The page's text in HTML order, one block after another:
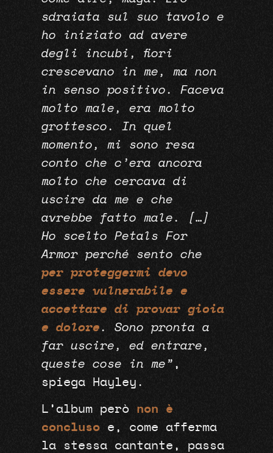
sdraiata sul suo tavolo e
ho iniziato ad avere
degli incubi, fiori
crescevano in me, ma non
in senso positivo. Faceva
molto male, era molto
grottesco. In quel
momento, mi sono resa
conto che c’era ancora
molto che cercava di
uscire da me e che
avrebbe fatto male. […]
Ho scelto Petals For
Armor perché sento che
per proteggermi devo
essere vulnerabile e
accettare di provar gioia
e dolore . Sono pronta a
far uscire, ed entrare,
queste cose in me” ,
spiega Hayley.
L’album però non è
concluso e, come afferma
la stessa cantante, passa